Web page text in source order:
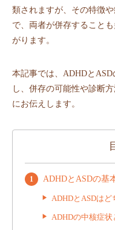
類されますが、その特徴
で、両者が併存すること
がります。
本記事では、ADHDと
し、併存の可能性や診断
にお伝えします。
ADHDとASDの基
ADHDとASDは
ADHDの中核症状